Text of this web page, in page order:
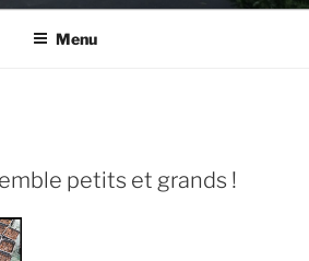
Menu
petits et grands !